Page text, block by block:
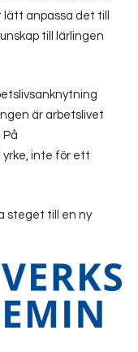
anpassa det till
till lärlingen
är arbetslivet
På
yrke, inte för ett
steget till en ny